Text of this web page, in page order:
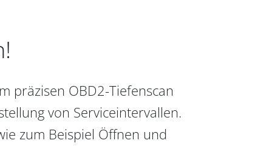
präzisen OBD2-Tiefenscan
von Serviceintervallen.
zum Beispiel Öffnen und